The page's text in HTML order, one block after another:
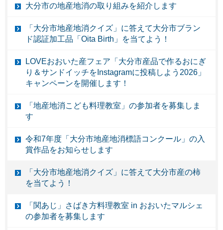
大分市の地産地消の取り組みを紹介します
「大分市地産地消クイズ」に答えて大分市ブラン
ド認証加工品「Oita Birth」を当てよう！
LOVEおおいた産フェア「大分市産品で作るおにぎ
り＆サンドイッチをInstagramに投稿しよう2026」
キャンペーンを開催します！
「地産地消こども料理教室」の参加者を募集しま
す
令和7年度「大分市地産地消標語コンクール」の入
賞作品をお知らせします
「大分市地産地消クイズ」に答えて大分市産の柿
を当てよう！
「関あじ」さばき方料理教室 in おおいたマルシェ
の参加者を募集します